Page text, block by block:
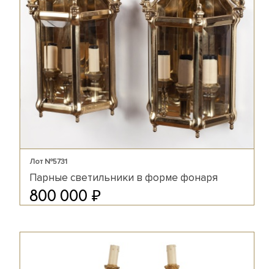
Лот №5731
Парные светильники в форме фонаря
800 000 ₽